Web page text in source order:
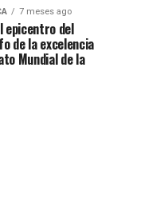
7 meses ago
epicentro del
de la excelencia
Mundial de la